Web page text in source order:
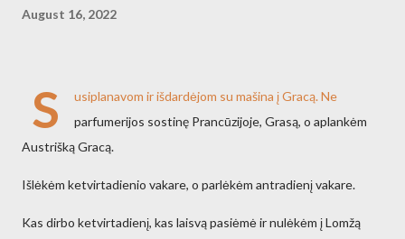
August 16, 2022
S
usiplanavom ir išdardėjom su mašina į Gracą. Ne
parfumerijos sostinę Prancūzijoje, Grasą, o aplankėm
Austrišką Gracą.
Išlėkėm ketvirtadienio vakare, o parlėkėm antradienį vakare.
Kas dirbo ketvirtadienį, kas laisvą pasiėmė ir nulėkėm į Lomžą